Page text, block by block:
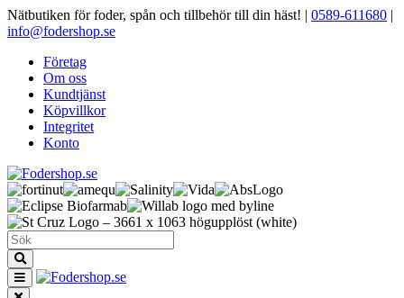
Nätbutiken för foder, spån och tillbehör till din häst! | 0589-611680 |
info@fodershop.se
Företag
Om oss
Kundtjänst
Köpvillkor
Integritet
Konto